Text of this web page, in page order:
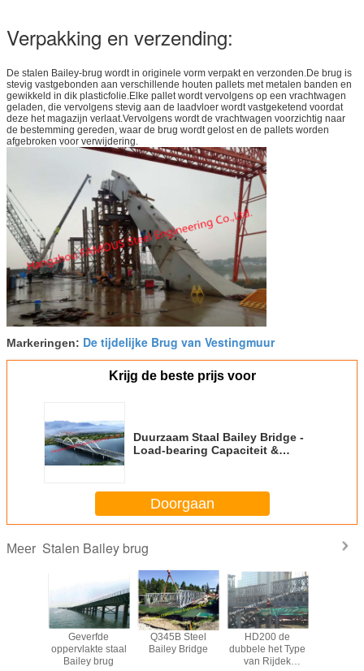
Verpakking en verzending:
De stalen Bailey-brug wordt in originele vorm verpakt en verzonden.De brug is
stevig vastgebonden aan verschillende houten pallets met metalen banden en
gewikkeld in dik plasticfolie.Elke pallet wordt vervolgens op een vrachtwagen
geladen, die vervolgens stevig aan de laadvloer wordt vastgeketend voordat
deze het magazijn verlaat.Vervolgens wordt de vrachtwagen voorzichtig naar
de bestemming gereden, waar de brug wordt gelost en de pallets worden
afgebroken voor verwijdering.
Markeringen: De tijdelijke Brug van Vestingmuur
Krijg de beste prijs voor
Duurzaam Staal Bailey Bridge -
Load-bearing Capaciteit &
Doorgaan
Meer Stalen Bailey brug
Geverfde
oppervlakte staal
Bailey brug
Q345B Steel
Bailey Bridge
HD200 de
dubbele het Type
van Rijdek